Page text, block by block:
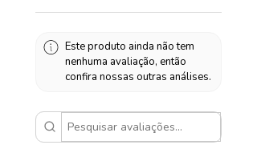
Este produto ainda não tem
nenhuma avaliação, então
confira nossas outras análises.